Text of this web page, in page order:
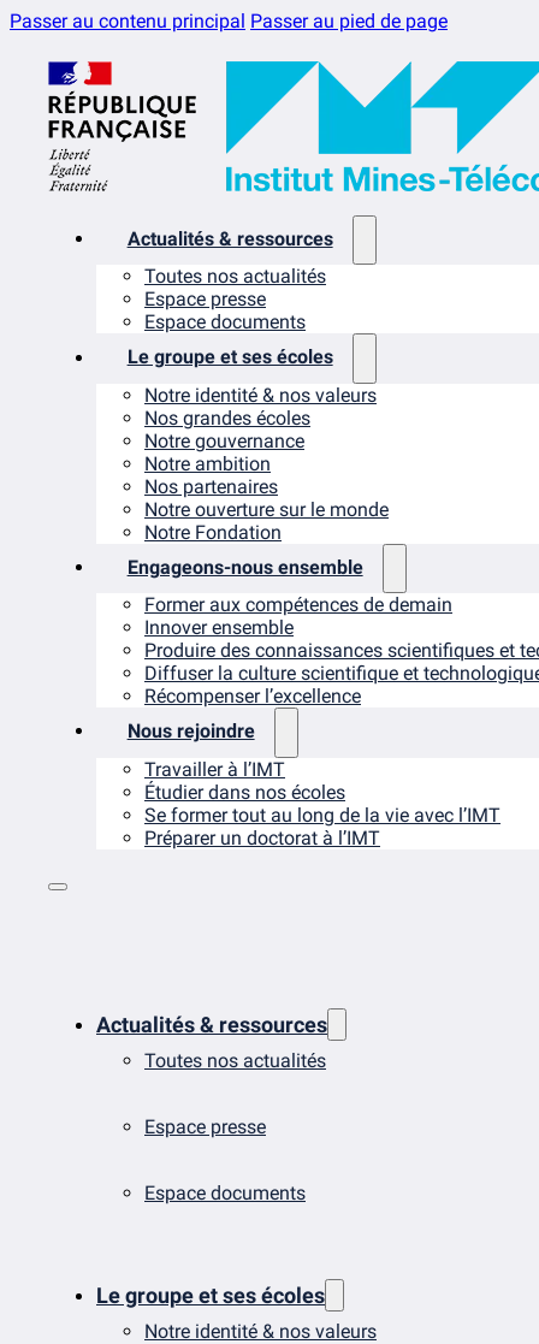
Passer au contenu principal Passer au pied de page
Actualités & ressources
Toutes nos actualités
Espace presse
Espace documents
Le groupe et ses écoles
Notre identité & nos valeurs
Nos grandes écoles
Notre gouvernance
Notre ambition
Nos partenaires
Notre ouverture sur le monde
Notre Fondation
Engageons-nous ensemble
Former aux compétences de demain
Innover ensemble
Produire des connaissances scientifiques et
Diffuser la culture scientifique et
Récompenser l’excellence
Nous rejoindre
Travailler à l’IMT
Étudier dans nos écoles
Se former tout au long de la vie avec l’IMT
Préparer un doctorat à l’IMT
Actualités & ressources
Toutes nos actualités
Espace presse
Espace documents
Le groupe et ses écoles
Notre identité & nos valeurs